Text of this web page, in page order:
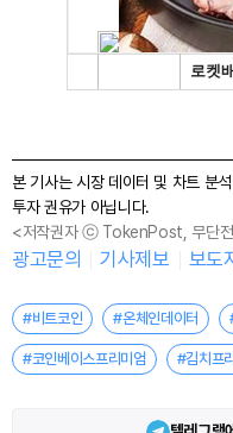
본 기사는 시장 데이터 및 차트 분
투자 권유가 아닙니다.
<저작권자 ⓒ TokenPost, 무단전
광고문의 기사제보 보도
#비트코인 #온체인데이터
#코인베이스프리미엄 #김치프